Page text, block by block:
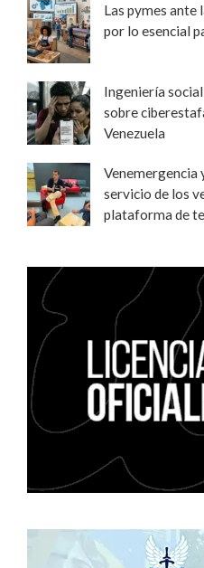
Las pymes ante
por lo esencial
Ingeniería
sobre
Venezuela
Venemergencia
servicio de los
plataforma de